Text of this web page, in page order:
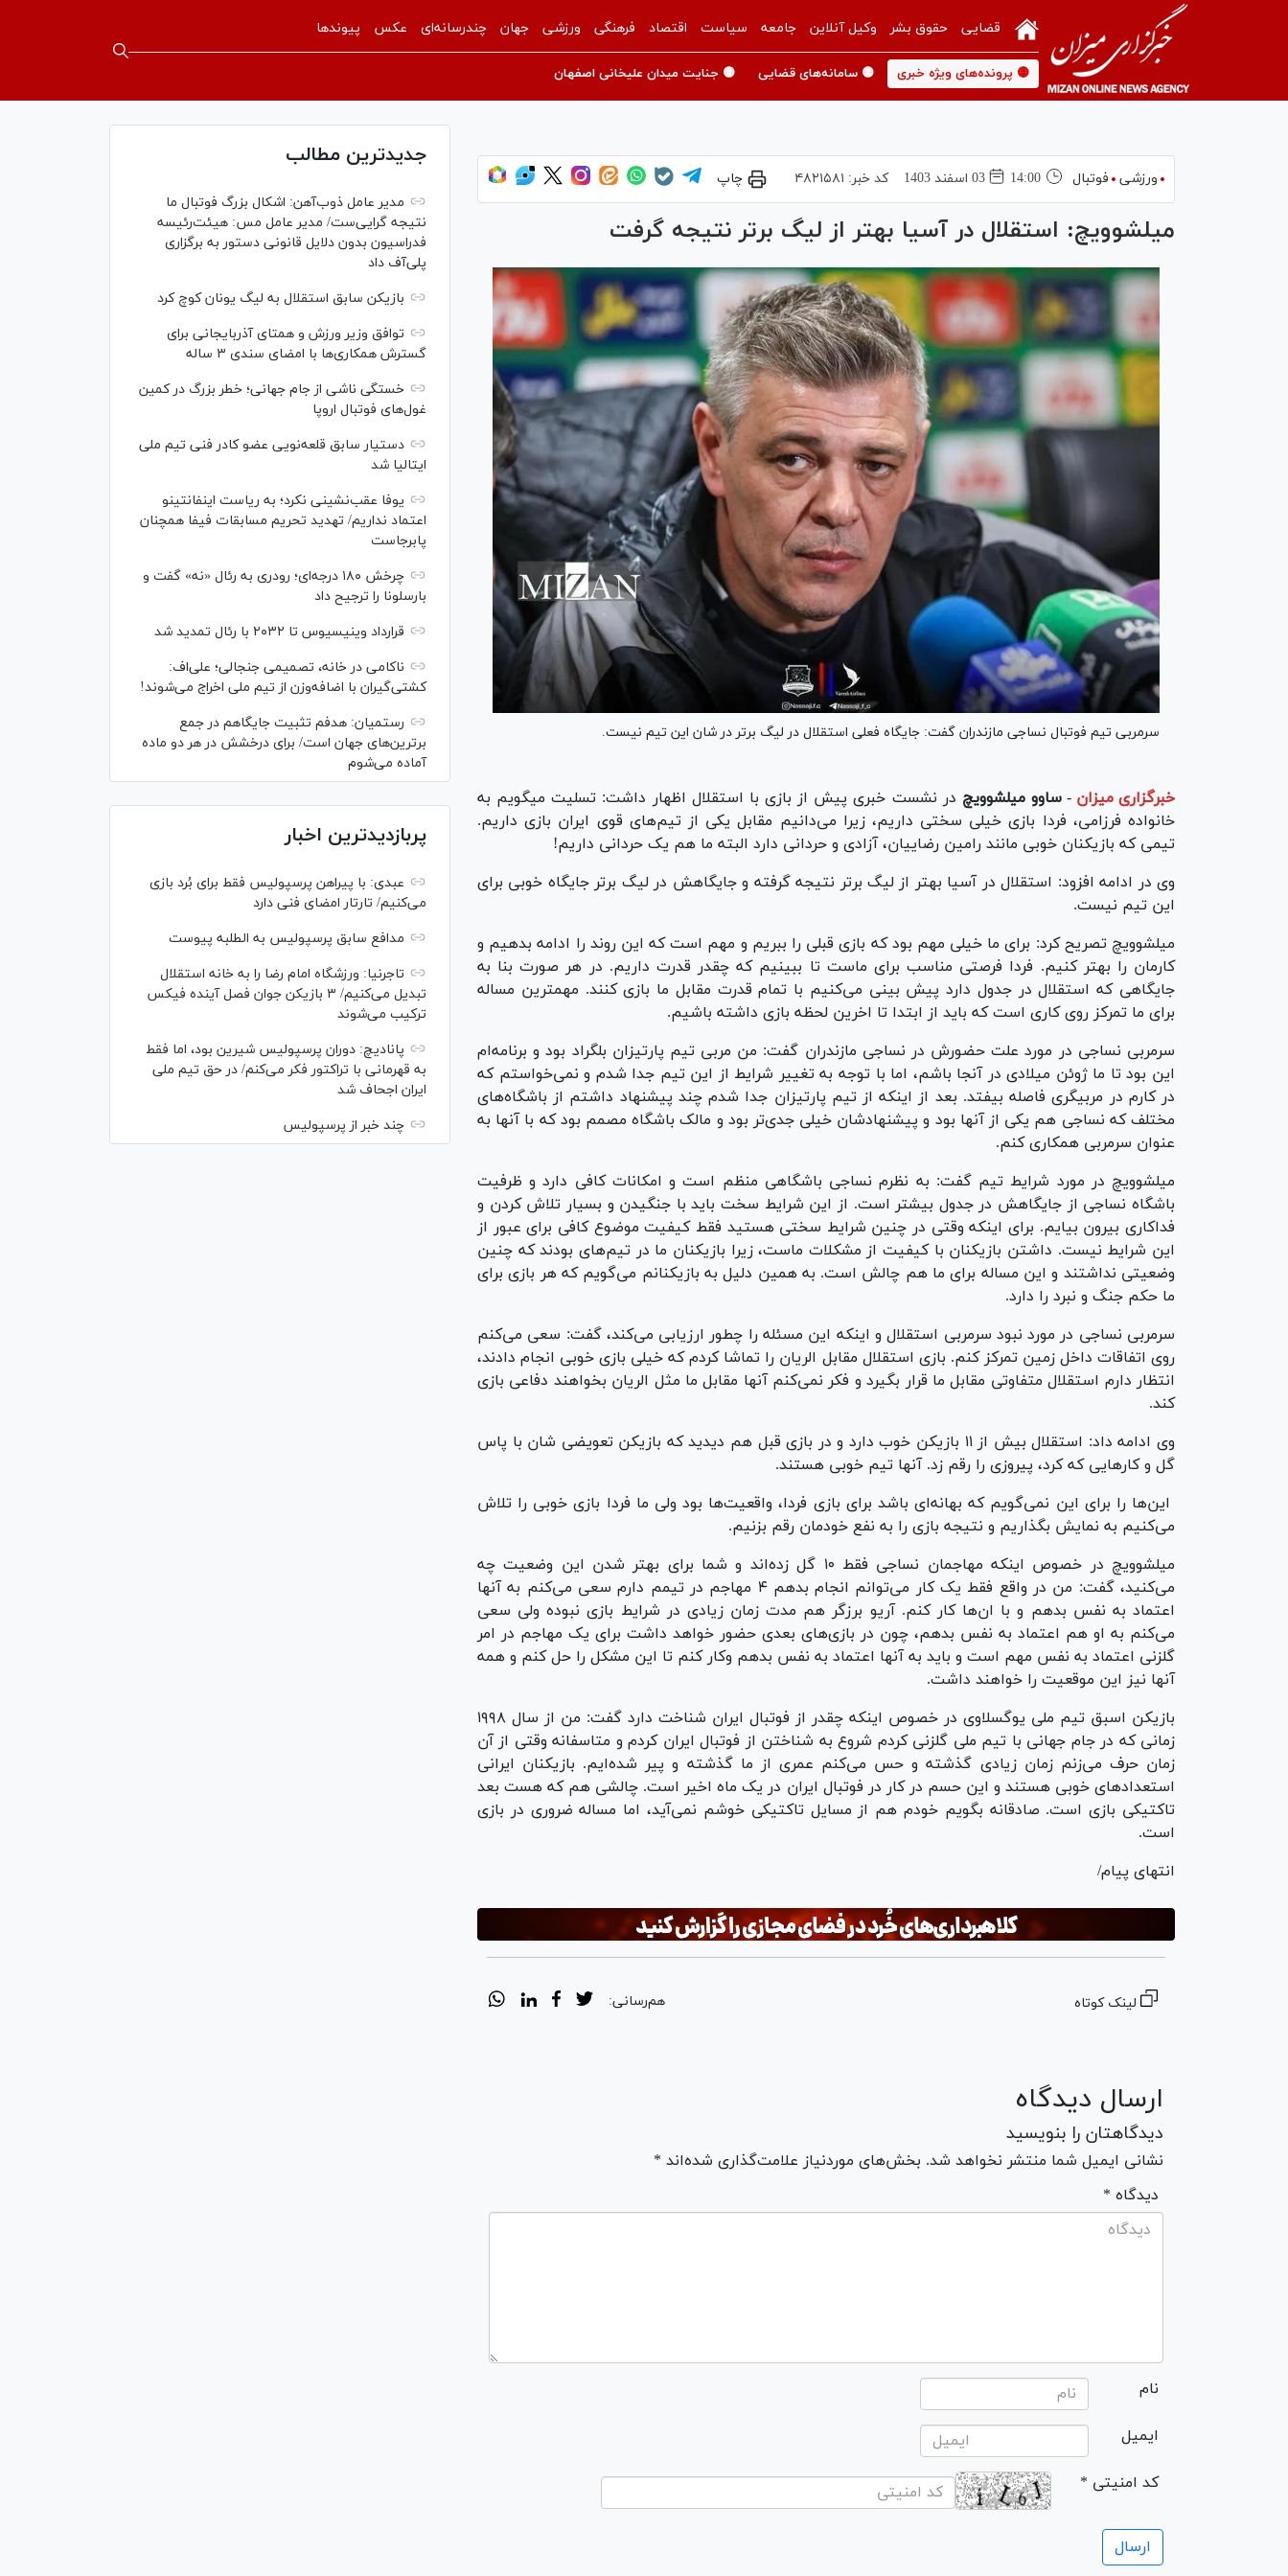
قضایی حقوق بشر وکیل آنلاین جامعه سیاست اقتصاد فرهنگی ورزشی جهان چندرسانه‌ای عکس پیوندها
🟡 پرونده‌های ویژه خبری 🟡 سامانه‌های قضایی 🟡 جنایت میدان علیخانی اصفهان
ورزشی فوتبال 14:00 03 اسفند 1403 کد خبر: ۴۸۲۱۵۸۱ چاپ
میلشوویچ: استقلال در آسیا بهتر از لیگ برتر نتیجه گرفت
سرمربی تیم فوتبال نساجی مازندران گفت: جایگاه فعلی استقلال در لیگ برتر در شان این تیم نیست.
خبرگزاری میزان - ساوو میلشوویچ در نشست خبری پیش از بازی با استقلال اظهار داشت: تسلیت میگویم به
خانواده فرزامی، فردا بازی خیلی سختی داریم، زیرا می‌دانیم مقابل یکی از تیم‌های قوی ایران بازی داریم.
تیمی که بازیکنان خوبی مانند رامین رضاییان، آزادی و حردانی دارد البته ما هم یک حردانی داریم!
وی در ادامه افزود: استقلال در آسیا بهتر از لیگ برتر نتیجه گرفته و جایگاهش در لیگ برتر جایگاه خوبی برای
این تیم نیست.
میلشوویچ تصریح کرد: برای ما خیلی مهم بود که بازی قبلی را ببریم و مهم است که این روند را ادامه بدهیم و
کارمان را بهتر کنیم. فردا فرصتی مناسب برای ماست تا ببینیم که چقدر قدرت داریم. در هر صورت بنا به
جایگاهی که استقلال در جدول دارد پیش بینی می‌کنیم با تمام قدرت مقابل ما بازی کنند. مهمترین مساله
برای ما تمرکز روی کاری است که باید از ابتدا تا اخرین لحظه بازی داشته باشیم.
سرمربی نساجی در مورد علت حضورش در نساجی مازندران گفت: من مربی تیم پارتیزان بلگراد بود و برنامه‌ام
این بود تا ما ژوئن میلادی در آنجا باشم، اما با توجه به تغییر شرایط از این تیم جدا شدم و نمی‌خواستم که
در کارم در مربیگری فاصله بیفتد. بعد از اینکه از تیم پارتیزان جدا شدم چند پیشنهاد داشتم از باشگاه‌های
مختلف که نساجی هم یکی از آنها بود و پیشنهادشان خیلی جدی‌تر بود و مالک باشگاه مصمم بود که با آنها به
عنوان سرمربی همکاری کنم.
میلشوویچ در مورد شرایط تیم گفت: به نظرم نساجی باشگاهی منظم است و امکانات کافی دارد و ظرفیت
باشگاه نساجی از جایگاهش در جدول بیشتر است. از این شرایط سخت باید با جنگیدن و بسیار تلاش کردن و
فداکاری بیرون بیایم. برای اینکه وقتی در چنین شرایط سختی هستید فقط کیفیت موضوع کافی برای عبور از
این شرایط نیست. داشتن بازیکنان با کیفیت از مشکلات ماست، زیرا بازیکنان ما در تیم‌های بودند که چنین
وضعیتی نداشتند و این مساله برای ما هم چالش است. به همین دلیل به بازیکنانم می‌گویم که هر بازی برای
ما حکم جنگ و نبرد را دارد.
سرمربی نساجی در مورد نبود سرمربی استقلال و اینکه این مسئله را چطور ارزیابی می‌کند، گفت: سعی می‌کنم
روی اتفاقات داخل زمین تمرکز کنم. بازی استقلال مقابل الریان را تماشا کردم که خیلی بازی خوبی انجام دادند،
انتظار دارم استقلال متفاوتی مقابل ما قرار بگیرد و فکر نمی‌کنم آنها مقابل ما مثل الریان بخواهند دفاعی بازی
کند.
وی ادامه داد: استقلال بیش از ۱۱ بازیکن خوب دارد و در بازی قبل هم دیدید که بازیکن تعویضی شان با پاس
گل و کار‌هایی که کرد، پیروزی را رقم زد. آنها تیم خوبی هستند.
این‌ها را برای این نمی‌گویم که بهانه‌ای باشد برای بازی فردا، واقعیت‌ها بود ولی ما فردا بازی خوبی را تلاش
می‌کنیم به نمایش بگذاریم و نتیجه بازی را به نفع خودمان رقم بزنیم.
میلشوویچ در خصوص اینکه مهاجمان نساجی فقط ۱۰ گل زده‌اند و شما برای بهتر شدن این وضعیت چه
می‌کنید، گفت: من در واقع فقط یک کار می‌توانم انجام بدهم ۴ مهاجم در تیمم دارم سعی می‌کنم به آنها
اعتماد به نفس بدهم و با ان‌ها کار کنم. آریو برزگر هم مدت زمان زیادی در شرایط بازی نبوده ولی سعی
می‌کنم به او هم اعتماد به نفس بدهم، چون در بازی‌های بعدی حضور خواهد داشت برای یک مهاجم در امر
گلزنی اعتماد به نفس مهم است و باید به آنها اعتماد به نفس بدهم وکار کنم تا این مشکل را حل کنم و همه
آنها نیز این موقعیت را خواهند داشت.
بازیکن اسبق تیم ملی یوگسلاوی در خصوص اینکه چقدر از فوتبال ایران شناخت دارد گفت: من از سال ۱۹۹۸
زمانی که در جام جهانی با تیم ملی گلزنی کردم شروع به شناختن از فوتبال ایران کردم و متاسفانه وقتی از آن
زمان حرف می‌زنم زمان زیادی گذشته و حس می‌کنم عمری از ما گذشته و پیر شده‌ایم. بازیکنان ایرانی
استعداد‌های خوبی هستند و این حسم در کار در فوتبال ایران در یک ماه اخیر است. چالشی هم که هست بعد
تاکتیکی بازی است. صادقانه بگویم خودم هم از مسایل تاکتیکی خوشم نمی‌آید، اما مساله ضروری در بازی
است.
انتهای پیام/
لینک کوتاه هم‌رسانی:
ارسال دیدگاه
دیدگاهتان را بنویسید
نشانی ایمیل شما منتشر نخواهد شد. بخش‌های موردنیاز علامت‌گذاری شده‌اند *
* دیدگاه
نام
ایمیل
* کد امنیتی
جدیدترین مطالب
مدیر عامل ذوب‌آهن: اشکال بزرگ فوتبال ما
نتیجه گرایی‌ست/ مدیر عامل مس: هیئت‌رئیسه
فدراسیون بدون دلایل قانونی دستور به برگزاری
پلی‌آف داد
بازیکن سابق استقلال به لیگ یونان کوچ کرد
توافق وزیر ورزش و همتای آذربایجانی برای
گسترش همکاری‌ها با امضای سندی ۳ ساله
خستگی ناشی از جام جهانی؛ خطر بزرگ در کمین
غول‌های فوتبال اروپا
دستیار سابق قلعه‌نویی عضو کادر فنی تیم ملی
ایتالیا شد
یوفا عقب‌نشینی نکرد؛ به ریاست اینفانتینو
اعتماد نداریم/ تهدید تحریم مسابقات فیفا همچنان
پابرجاست
چرخش ۱۸۰ درجه‌ای؛ رودری به رئال «نه» گفت و
بارسلونا را ترجیح داد
قرارداد وینیسیوس تا ۲۰۳۲ با رئال‌ تمدید شد
ناکامی در خانه، تصمیمی جنجالی؛ علی‌اف:
کشتی‌گیران با اضافه‌وزن از تیم ملی اخراج می‌شوند!
رستمیان: هدفم تثبیت جایگاهم در جمع
برترین‌های جهان است/ برای درخشش در هر دو ماده
آماده می‌شوم
پربازدیدترین اخبار
عبدی: با پیراهن پرسپولیس فقط برای بُرد بازی
می‌کنیم/ تارتار امضای فنی دارد
مدافع سابق پرسپولیس به الطلبه پیوست
تاجرنیا: ورزشگاه امام رضا را به خانه استقلال
تبدیل می‌کنیم/ ۳ بازیکن جوان فصل آینده فیکس
ترکیب می‌شوند
پانادیچ: دوران پرسپولیس شیرین بود، اما فقط
به قهرمانی با تراکتور فکر می‌کنم/ در حق تیم ملی
ایران اجحاف شد
چند خبر از پرسپولیس